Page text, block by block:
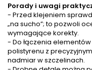
Porady i uwagi
- Przed klejeniem
„na sucho”; to pozwoli
wymagające korekty.
- Do łączenia
polistyrenu z
nadmiar w szczelinach.